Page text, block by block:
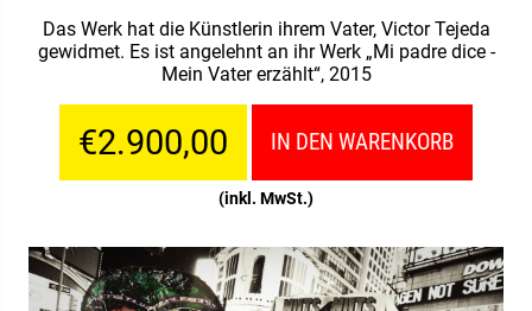
Das Werk hat die Künstlerin ihrem Vater, Victor Tejeda
gewidmet. Es ist angelehnt an ihr Werk „Mi padre dice -
Mein Vater erzählt“, 2015
€2.900,00 IN DEN WARENKORB
(inkl. MwSt.)